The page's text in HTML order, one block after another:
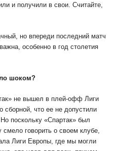
и получили в свои. Считайте,
но впереди последний матч
особенно в год столетия
шоком?
не вышел в плей-офф Лиги
что ее не допустили
поскольку «Спартак» был
говорить о своем клубе,
Лиги Европы, где мы могли